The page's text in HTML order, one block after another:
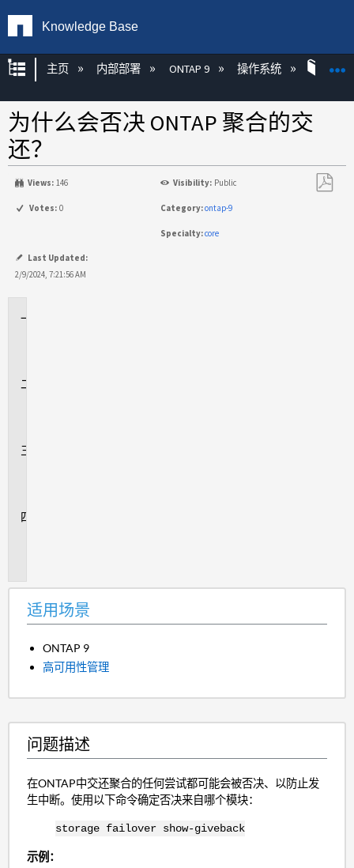
Knowledge Base
扩展/隐缩全局层次
主页 内部部署 ONTAP 9 操作系统
为什么会否决 ONTAP 聚合的交
还？
Views: 146 Visibility: Public
Votes: 0 Category:ontap-9
Specialty:core
Last Updated:
2/9/2024, 7:21:56 AM
适用场景
ONTAP 9
高可用性管理
问题描述
在ONTAP中交还聚合的任何尝试都可能会被否决、以防止发
生中断。使用以下命令确定否决来自哪个模块：
storage failover show-giveback
示例：